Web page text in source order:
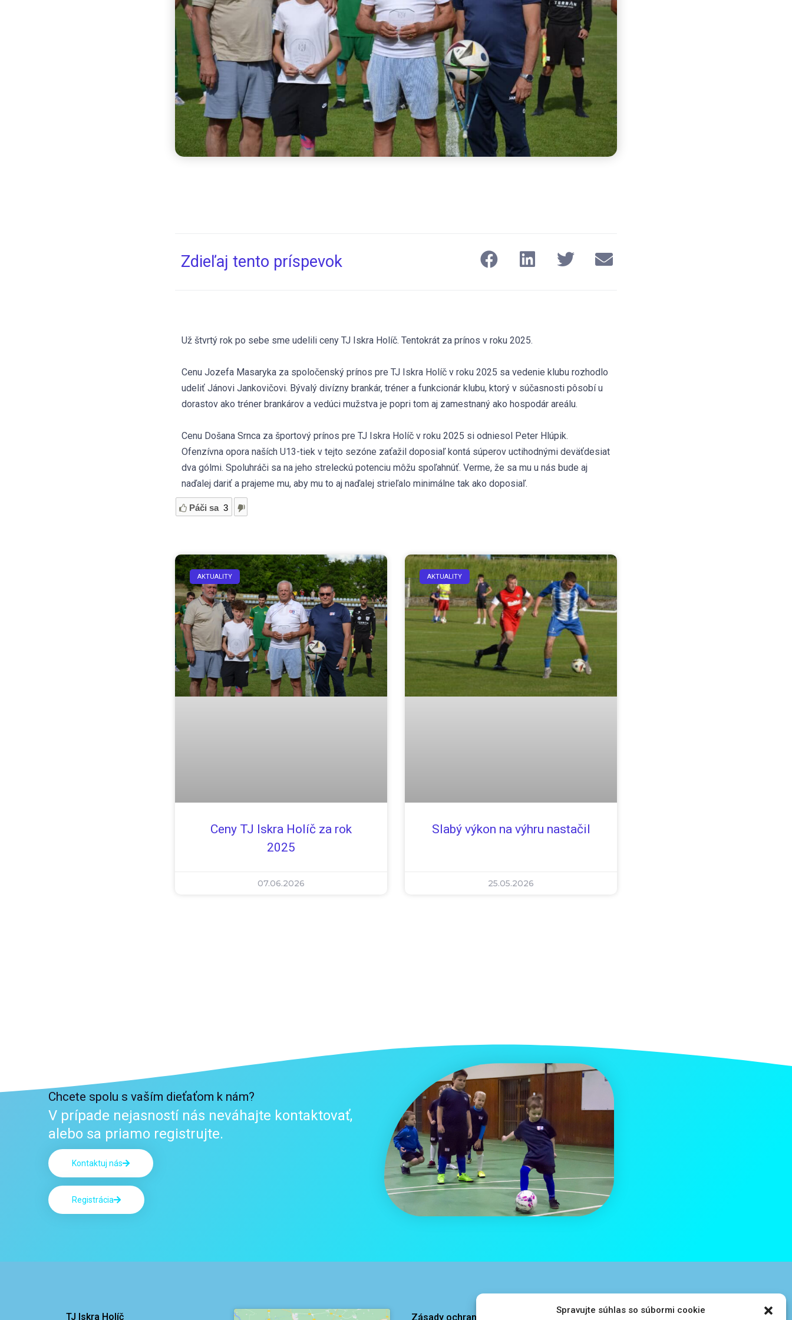
Spravujte súhlas so súbormi cookie
Zdieľaj tento príspevok
Už štvrtý rok po sebe sme udelili ceny TJ Iskra Holíč. Tentokrát za prínos v roku 2025.
Cenu Jozefa Masaryka za spoločenský prínos pre TJ Iskra Holíč v roku 2025 sa vedenie klubu rozhodlo
udeliť Jánovi Jankovičovi. Bývalý divízny brankár, tréner a funkcionár klubu, ktorý v súčasnosti pôsobí u
dorastov ako tréner brankárov a vedúci mužstva je popri tom aj zamestnaný ako hospodár areálu.
Cenu Došana Srnca za športový prínos pre TJ Iskra Holíč v roku 2025 si odniesol Peter Hlúpik.
Ofenzívna opora naších U13-tiek v tejto sezóne zaťažil doposiaľ kontá súperov uctihodnými deväťdesiat
dva gólmi. Spoluhráči sa na jeho streleckú potenciu môžu spoľahnúť. Verme, že sa mu u nás bude aj
naďalej dariť a prajeme mu, aby mu to aj naďalej strieľalo minimálne tak ako doposiaľ.
Páči sa 3
AKTUALITY
Ceny TJ Iskra Holíč za rok
2025
07.06.2026
AKTUALITY
Slabý výkon na výhru nastačil
25.05.2026
Chcete spolu s vaším dieťaťom k nám?
V prípade nejasností nás neváhajte kontaktovať,
alebo sa priamo registrujte.
Kontaktuj nás
Registrácia
TJ Iskra Holíč Zásady ochrany osobných údajov